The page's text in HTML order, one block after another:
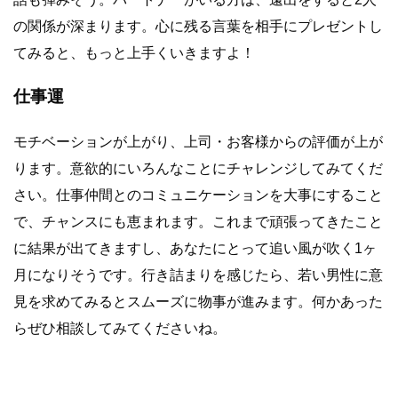
の関係が深まります。心に残る言葉を相手にプレゼントし
てみると、もっと上手くいきますよ！
仕事運
モチベーションが上がり、上司・お客様からの評価が上が
ります。意欲的にいろんなことにチャレンジしてみてくだ
さい。仕事仲間とのコミュニケーションを大事にすること
で、チャンスにも恵まれます。これまで頑張ってきたこと
に結果が出てきますし、あなたにとって追い風が吹く1ヶ
月になりそうです。行き詰まりを感じたら、若い男性に意
見を求めてみるとスムーズに物事が進みます。何かあった
らぜひ相談してみてくださいね。